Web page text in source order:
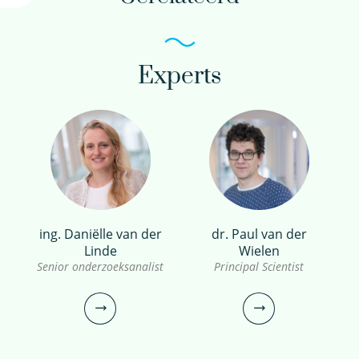
bekijk profiel
dr. Frits van Charante
030-6069585
Experts
ing. Daniëlle van der
Linde
Senior onderzoeksanalist
dr. Paul van der
Wielen
Principal Scientist